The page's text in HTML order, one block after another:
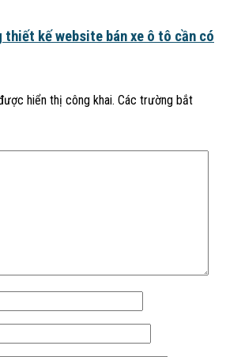
kế website bán xe ô tô cần có
hiển thị công khai. Các trường bắt